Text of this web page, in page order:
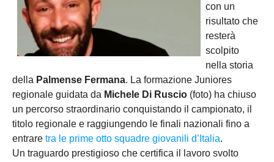
con un
risultato che
resterà
scolpito
nella storia
della Palmense Fermana. La formazione Juniores
regionale guidata da Michele Di Ruscio (foto) ha chiuso
un percorso straordinario conquistando il campionato, il
titolo regionale e raggiungendo le finali nazionali fino a
entrare tra le prime otto squadre giovanili d’Italia.
Un traguardo prestigioso che certifica il lavoro svolto